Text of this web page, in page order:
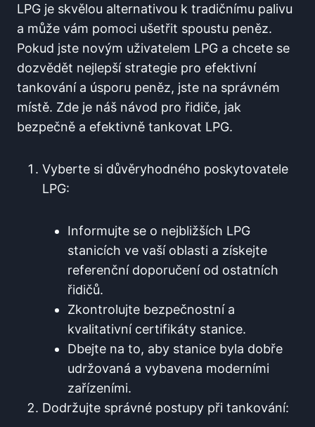
LPG ‌je skvělou alternativou k tradičnímu‌ palivu
a může vám pomoci ušetřit spoustu‍ peněz.
Pokud jste novým uživatelem LPG a chcete ‍se
dozvědět nejlepší strategie​ pro efektivní‌
tankování a úsporu peněz, jste na správném
místě. Zde je náš návod pro řidiče, jak
bezpečně a efektivně tankovat LPG.
Vyberte si důvěryhodného poskytovatele
LPG:
Informujte se o ⁢nejbližších LPG
stanicích ve vaší oblasti a získejte
referenční doporučení od ostatních
řidičů.
Zkontrolujte‌ bezpečnostní a
kvalitativní certifikáty stanice.
Dbejte na to, ⁣aby stanice byla dobře
udržovaná a vybavena moderními
zařízeními.
Dodržujte správné postupy při tankování: